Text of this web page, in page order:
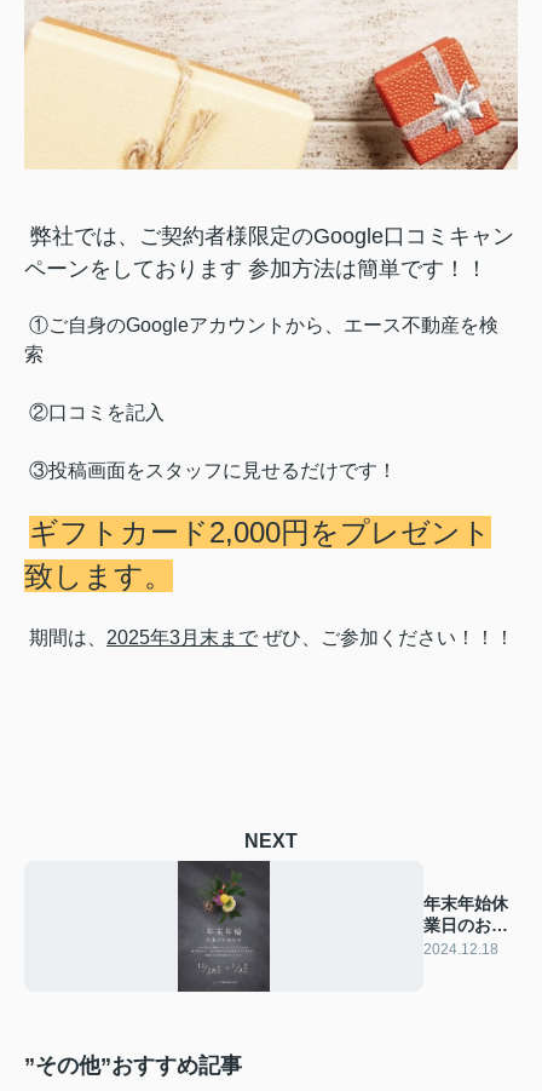
弊社では、ご契約者様限定のGoogle口コミキャン
ペーンをしております 参加方法は簡単です！！
①ご自身のGoogleアカウントから、エース不動産を検
索
②口コミを記入
③投稿画面をスタッフに見せるだけです！
ギフトカード2,000円をプレゼント
致します。
期間は、 2025年3月末まで ぜひ、ご参加ください！！！
NEXT
年末年始休
業日のお知
らせ
2024.12.18
”その他”おすすめ記事